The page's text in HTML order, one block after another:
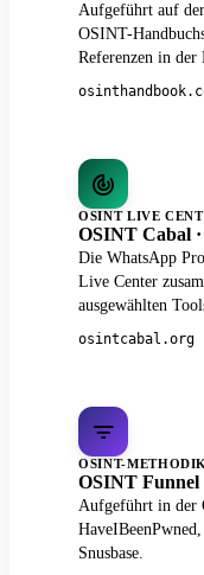
Aufgeführt auf
OSINT-
Referenzen in der
OSINT LIVE
OSINT Cabal
Die WhatsApp
Live Center
ausgewählten
osintcabal.org
OSINT-METHODIK
OSINT Funnel
Aufgeführt in der
Snusbase.